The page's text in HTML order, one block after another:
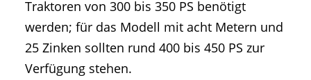
Traktoren von 300 bis 350 PS benötigt
werden; für das Modell mit acht Metern und
25 Zinken sollten rund 400 bis 450 PS zur
Verfügung stehen.